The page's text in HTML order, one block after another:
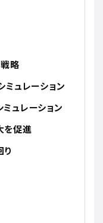
略
ミュレーション
ュレーション
を促進